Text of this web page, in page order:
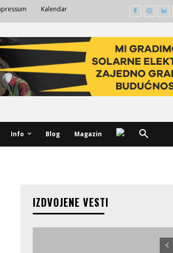
Kalendar
Info Blog Magazin
IZDVOJENE VESTI